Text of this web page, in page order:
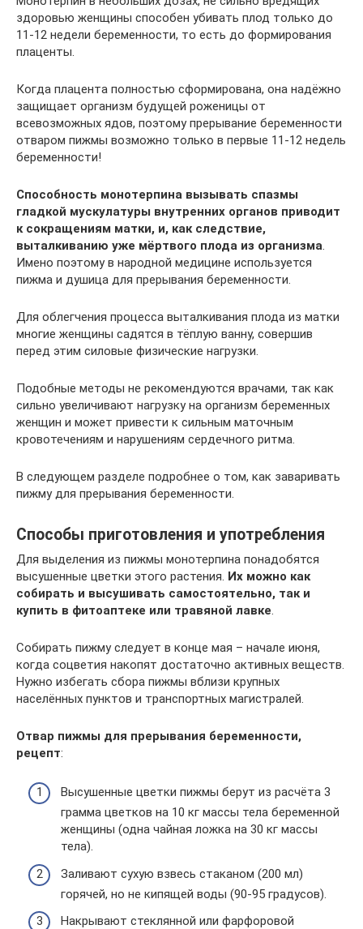
здоровью женщины способен убивать плод только до
11-12 недели беременности, то есть до формирования
плаценты.
Когда плацента полностью сформирована, она надёжно
защищает организм будущей роженицы от
всевозможных ядов, поэтому прерывание беременности
отваром пижмы возможно только в первые 11-12 недель
беременности!
Способность монотерпина вызывать спазмы
гладкой мускулатуры внутренних органов приводит
к сокращениям матки, и, как следствие,
выталкиванию уже мёртвого плода из организма
Имено поэтому в народной медицине используется
пижма и душица для прерывания беременности.
Для облегчения процесса выталкивания плода из матки
многие женщины садятся в тёплую ванну, совершив
перед этим силовые физические нагрузки.
Подобные методы не рекомендуются врачами, так как
сильно увеличивают нагрузку на организм беременных
женщин и может привести к сильным маточным
кровотечениям и нарушениям сердечного ритма.
В следующем разделе подробнее о том, как заваривать
пижму для прерывания беременности.
Способы приготовления и употребления
Для выделения из пижмы монотерпина понадобятся
высушенные цветки этого растения. Их можно как
собирать и высушивать самостоятельно, так и
купить в фитоаптеке или травяной лавке
Собирать пижму следует в конце мая – начале июня,
когда соцветия накопят достаточно активных веществ.
Нужно избегать сбора пижмы вблизи крупных
населённых пунктов и транспортных магистралей.
Отвар пижмы для прерывания беременности,
рецепт:
Высушенные цветки пижмы берут из расчёта 3
грамма цветков на 10 кг массы тела беременной
женщины (одна чайная ложка на 30 кг массы
тела).
Заливают сухую взвесь стаканом (200 мл)
горячей, но не кипящей воды (90-95 градусов).
Накрывают стеклянной или фарфоровой